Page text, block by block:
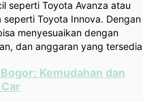
seperti Toyota Avanza atau
Toyota Innova. Dengan
menyesuaikan dengan
dan anggaran yang
Kemudahan dan